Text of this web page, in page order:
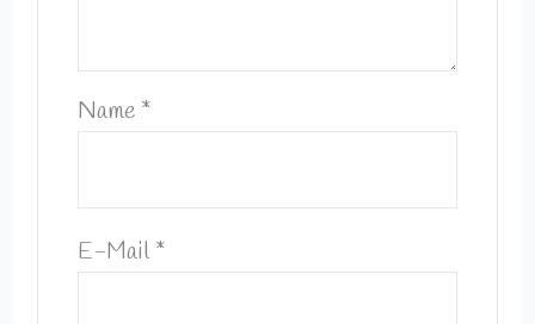
Name *
E-Mail *